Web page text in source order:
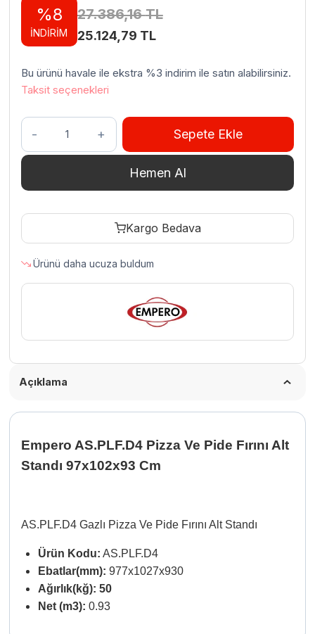
%8
İNDİRİM
27.386,16TL
Orijinal
27.386,16 TL.
25.124,79 TLŞu
fiyat:
Bu ürünü havale ile ekstra %3 indirim ile satın alabilirsiniz.
Taksit seçenekleri
Empero
AS.PLF.D4
Pizza
Fırını
97x102x93
Cm
Sepete Ekle
Hemen Al
Kargo Bedava
Ürünü daha ucuza buldum
Açıklama
Empero AS.PLF.D4 Pizza Ve Pide Fırını Alt
Standı 97x102x93 Cm
AS.PLF.D4 Gazlı Pizza Ve Pide Fırını Alt Standı
Ürün Kodu: AS.PLF.D4
Ebatlar(mm): 977x1027x930
Ağırlık(kğ): 50
Net (m3): 0.93